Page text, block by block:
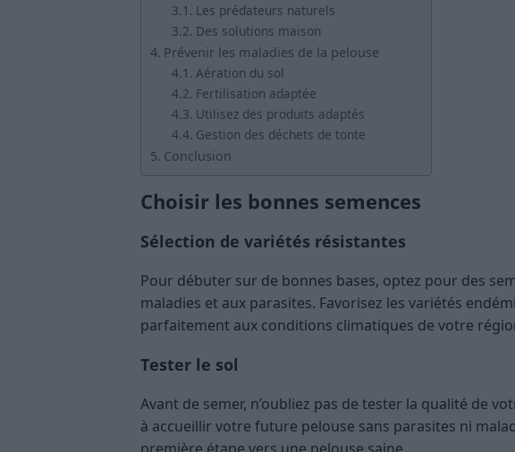
Les prédateurs naturels
Des solutions maison
Prévenir les maladies de la pelouse
Aération du sol
Fertilisation adaptée
Utilisez des produits adaptés
Gestion des déchets de tonte
Conclusion
Choisir les bonnes semences
Sélection de variétés résistantes
Pour débuter sur de bonnes bases, optez pour des
maladies et aux parasites. Favorisez les variétés
parfaitement aux conditions climatiques de votre
Tester le sol
Avant de semer, n’oubliez pas de tester la qualité de
à accueillir votre future pelouse sans parasites ni